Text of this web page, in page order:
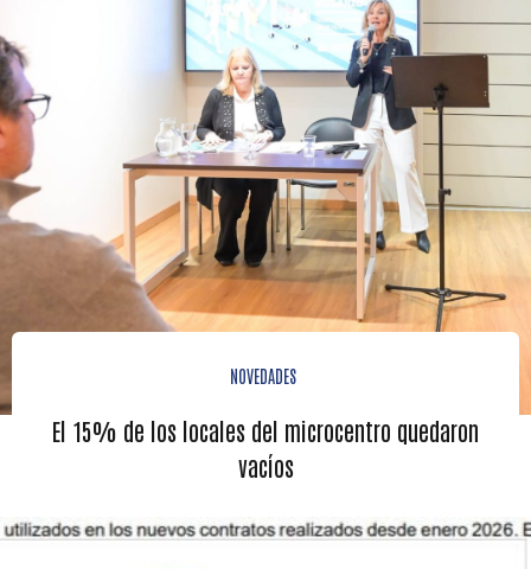
NOVEDADES
El 15% de los locales del microcentro quedaron
vacíos